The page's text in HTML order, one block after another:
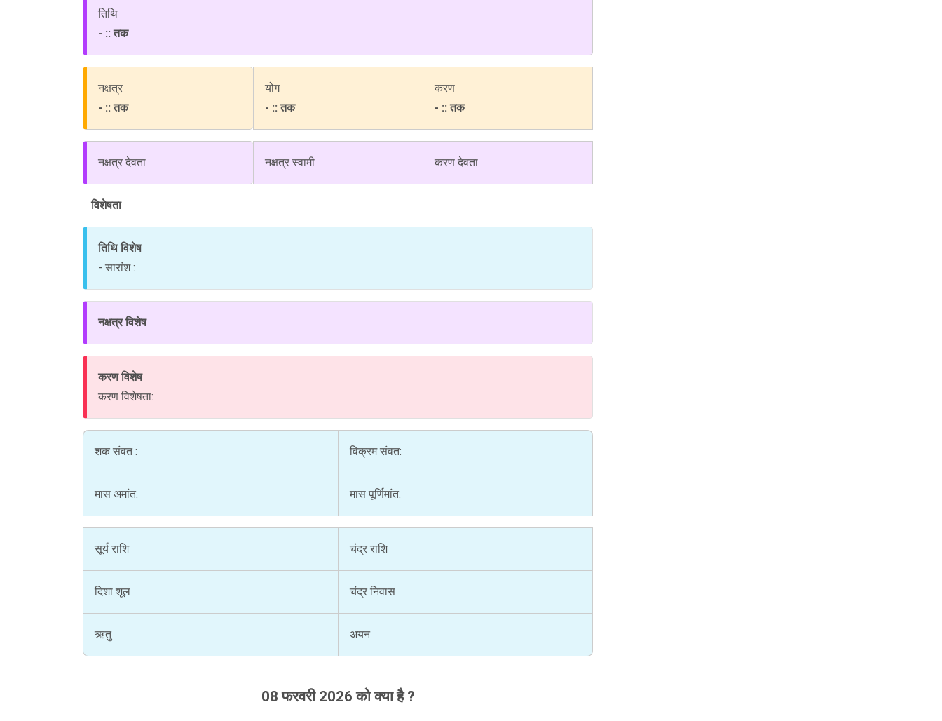
तिथि
- :: तक
नक्षत्र
- :: तक
योग
- :: तक
करण
- :: तक
नक्षत्र देवता नक्षत्र स्वामी करण देवता
विशेषता
तिथि विशेष
- सारांश :
नक्षत्र विशेष
करण विशेष
करण विशेषता:
शक संवत : विक्रम संवत:
मास अमांत: मास पूर्णिमांत:
सूर्य राशि चंद्र राशि
दिशा शूल चंद्र निवास
ऋतु अयन
08 फरवरी 2026 को क्या है ?